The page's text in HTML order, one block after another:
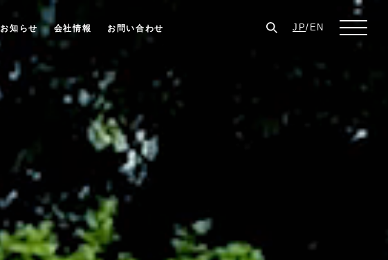
お知らせ 会社情報 お問い合わせ JP/ EN